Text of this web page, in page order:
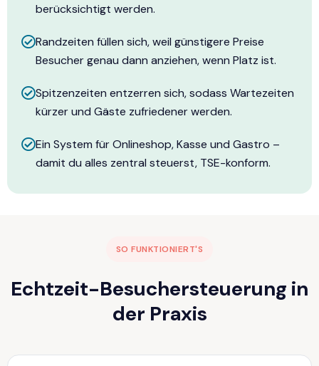
berücksichtigt werden.
Randzeiten füllen sich, weil günstigere Preise
Besucher genau dann anziehen, wenn Platz ist.
Spitzenzeiten entzerren sich, sodass Wartezeiten
kürzer und Gäste zufriedener werden.
Ein System für Onlineshop, Kasse und Gastro –
damit du alles zentral steuerst, TSE-konform.
SO FUNKTIONIERT'S
Echtzeit-Besuchersteuerung in
der Praxis